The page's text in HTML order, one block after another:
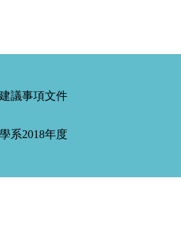
議事項文件
系2018年度